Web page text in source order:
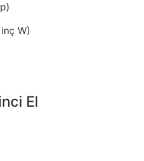
W)
El